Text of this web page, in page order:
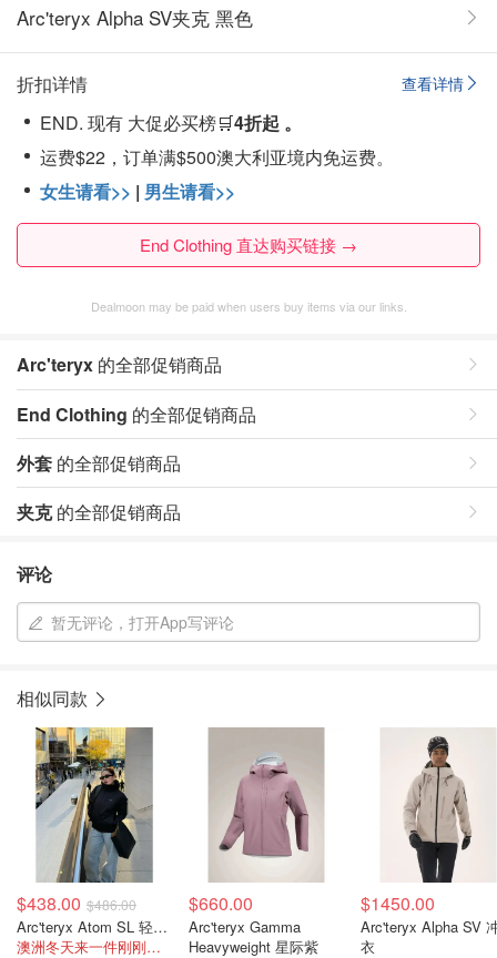
Arc'teryx Alpha SV夹克 黑色
查看详情
折扣详情
END. 现有 大促必买榜🛒4折起 。
运费$22，订单满$500澳大利亚境内免运费。
女生请看>> | 男生请看>>
End Clothing 直达购买链接 →
Dealmoon may be paid when users buy items via our links.
Arc'teryx 的全部促销商品
End Clothing 的全部促销商品
外套 的全部促销商品
夹克的全部促销商品
评论
暂无评论，打开App写评论
相似同款
$438.00 $486.00
Arc'teryx Atom SL 轻量夹克
澳洲冬天来一件刚刚好！
$660.00
Arc'teryx Gamma
Heavyweight 星际紫
$1450.00
Arc'teryx Alpha SV
衣